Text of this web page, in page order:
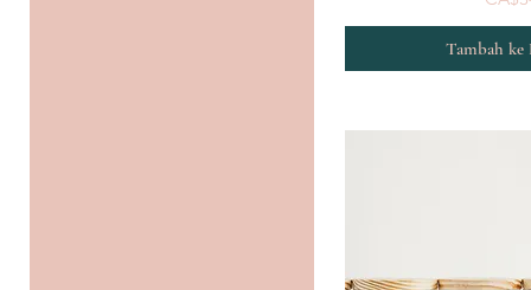
Tambah ke